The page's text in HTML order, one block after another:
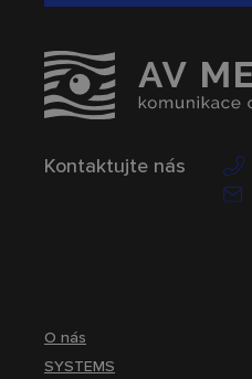
Kontaktujte nás
O nás
SYSTEMS